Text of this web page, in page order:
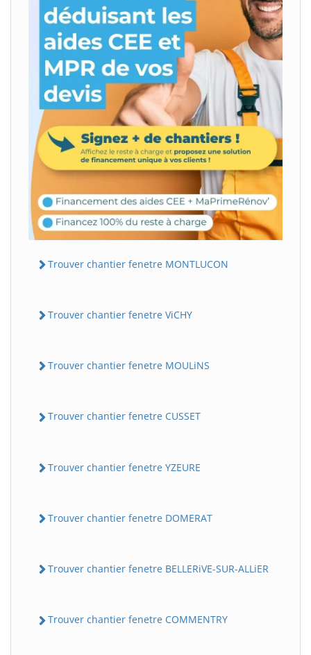
Trouver chantier fenetre MONTLUCON
Trouver chantier fenetre ViCHY
Trouver chantier fenetre MOULiNS
Trouver chantier fenetre CUSSET
Trouver chantier fenetre YZEURE
Trouver chantier fenetre DOMERAT
Trouver chantier fenetre BELLERiVE-SUR-ALLiER
Trouver chantier fenetre COMMENTRY